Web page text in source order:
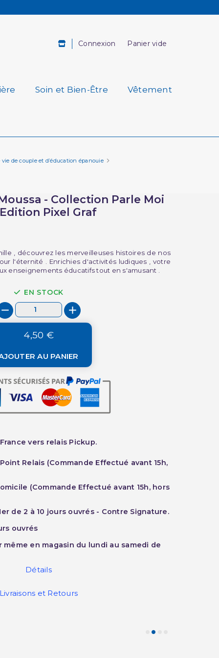
Connexion Panier vide
Soin et Bien-Être Vêtement
de couple et d’éducation épanouie
- Collection Parle Moi
Pixel Graf
, découvrez les merveilleuses histoires de nos
l'éternité . Enrichies d'activités ludiques , votre
enseignements éducatifs tout en s'amusant .
EN STOCK
4,50 €
AU PANIER
vers relais Pickup.
Relais (Commande Effectué avant 15h,
(Commande Effectué avant 15h, hors
de 2 à 10 jours ouvrés - Contre Signature.
ouvrés
même en magasin du lundi au samedi de
Détails
Livraisons et Retours